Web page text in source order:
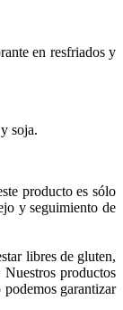
en resfriados y
soja.
producto es sólo
y seguimiento de
libres de gluten,
Nuestros productos
garantizar